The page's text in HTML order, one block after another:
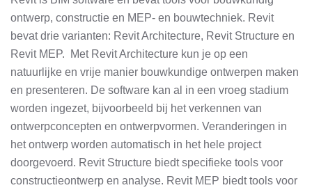
ontwerp, constructie en MEP- en bouwtechniek. Revit
bevat drie varianten: Revit Architecture, Revit Structure en
Revit MEP. Met Revit Architecture kun je op een
natuurlijke en vrije manier bouwkundige ontwerpen maken
en presenteren. De software kan al in een vroeg stadium
worden ingezet, bijvoorbeeld bij het verkennen van
ontwerpconcepten en ontwerpvormen. Veranderingen in
het ontwerp worden automatisch in het hele project
doorgevoerd. Revit Structure biedt specifieke tools voor
constructieontwerp en analyse. Revit MEP biedt tools voor